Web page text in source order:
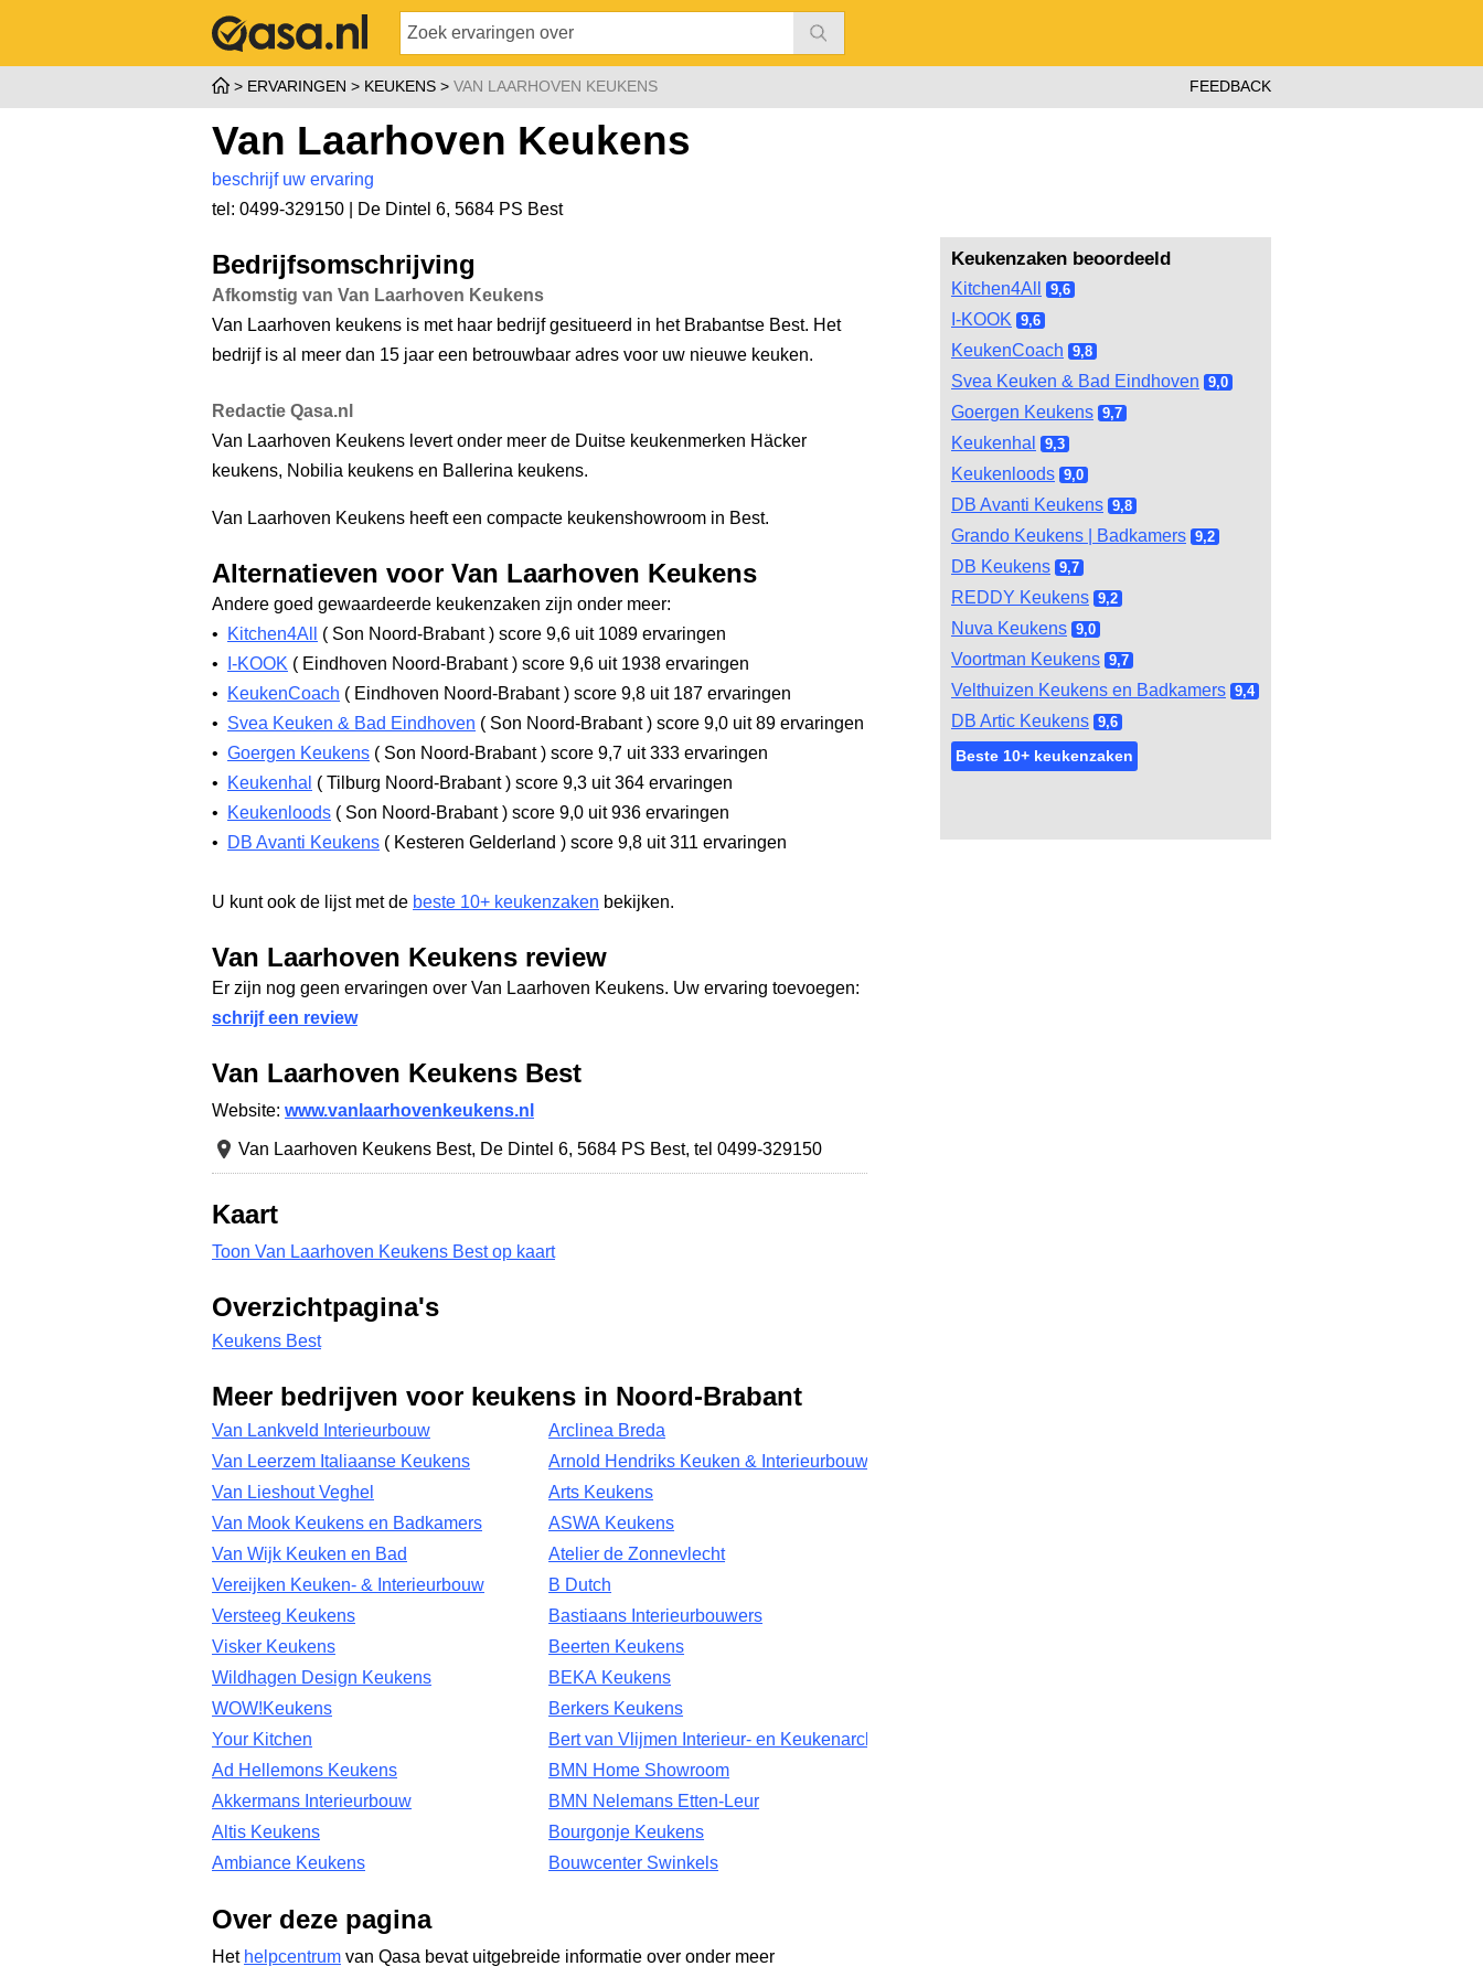
ERVARINGEN KEUKENS VAN LAARHOVEN KEUKENS FEEDBACK
Van Laarhoven Keukens
beschrijf uw ervaring
tel: 0499-329150 |
De Dintel 6, 5684 PS Best
Keukenzaken beoordeeld
Kitchen4All 9,6
I-KOOK 9,6
KeukenCoach 9,8
Svea Keuken & Bad Eindhoven 9,0
Goergen Keukens 9,7
Keukenhal 9,3
Keukenloods 9,0
DB Avanti Keukens 9,8
Grando Keukens | Badkamers 9,2
DB Keukens 9,7
REDDY Keukens 9,2
Nuva Keukens 9,0
Voortman Keukens 9,7
Velthuizen Keukens en Badkamers 9,4
DB Artic Keukens 9,6
Beste 10+ keukenzaken
Bedrijfsomschrijving
Afkomstig van Van Laarhoven Keukens
Van Laarhoven keukens is met haar bedrijf gesitueerd in het Brabantse Best. Het
bedrijf is al meer dan 15 jaar een betrouwbaar adres voor uw nieuwe keuken.
Redactie Qasa.nl
Van Laarhoven Keukens levert onder meer de Duitse keukenmerken Häcker
keukens, Nobilia keukens en Ballerina keukens.
Van Laarhoven Keukens heeft een compacte keukenshowroom in Best.
Alternatieven voor Van Laarhoven Keukens
Andere goed gewaardeerde keukenzaken zijn onder meer:
•
Kitchen4All ( Son Noord-Brabant) score 9,6 uit 1089 ervaringen
•
I-KOOK ( Eindhoven Noord-Brabant) score 9,6 uit 1938 ervaringen
•
KeukenCoach ( Eindhoven Noord-Brabant) score 9,8 uit 187 ervaringen
• Svea Keuken & Bad Eindhoven ( Son Noord-Brabant) score 9,0 uit 89 ervaringen
• Goergen Keukens ( Son Noord-Brabant) score 9,7 uit 333 ervaringen
•
Keukenhal ( Tilburg Noord-Brabant) score 9,3 uit 364 ervaringen
•
Keukenloods ( Son Noord-Brabant) score 9,0 uit 936 ervaringen
•
DB Avanti Keukens ( Kesteren Gelderland ) score 9,8 uit 311 ervaringen
U kunt ook de lijst met de beste 10+ keukenzaken bekijken.
Van Laarhoven Keukens review
Er zijn nog geen ervaringen over Van Laarhoven Keukens. Uw ervaring toevoegen:
schrijf een review
Van Laarhoven Keukens Best
Website: www.vanlaarhovenkeukens.nl
Van Laarhoven Keukens Best, De Dintel 6, 5684 PS Best, tel 0499-329150
Kaart
Toon Van Laarhoven Keukens Best op kaart
Overzichtpagina's
Keukens Best
Meer bedrijven voor keukens in Noord-Brabant
Van Lankveld Interieurbouw
Van Leerzem Italiaanse Keukens
Van Lieshout Veghel
Van Mook Keukens en Badkamers
Van Wijk Keuken en Bad
Vereijken Keuken- & Interieurbouw
Versteeg Keukens
Visker Keukens
Wildhagen Design Keukens
WOW!Keukens
Your Kitchen
Ad Hellemons Keukens
Akkermans Interieurbouw
Altis Keukens
Ambiance Keukens
Arclinea Breda
Arnold Hendriks Keuken & Interieurbouw
Arts Keukens
ASWA Keukens
Atelier de Zonnevlecht
B Dutch
Bastiaans Interieurbouwers
Beerten Keukens
BEKA Keukens
Berkers Keukens
Bert van Vlijmen Interieur- en Keukenarchitectuur
BMN Home Showroom
BMN Nelemans Etten-Leur
Bourgonje Keukens
Bouwcenter Swinkels
Over deze pagina
Het helpcentrum van Qasa bevat uitgebreide informatie over onder meer